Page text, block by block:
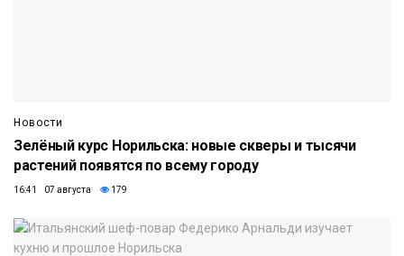
Новости
Зелёный курс Норильска: новые скверы и тысячи
растений появятся по всему городу
16:41 07 августа 179